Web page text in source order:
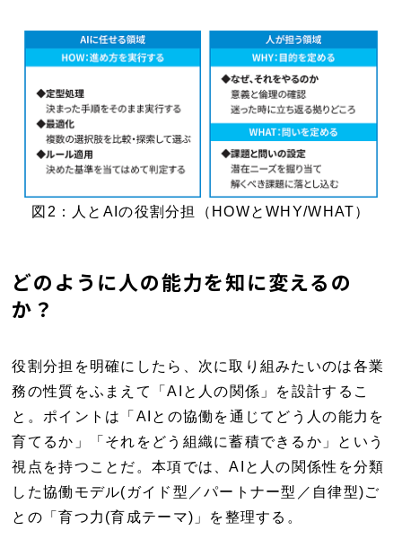
図2：人とAIの役割分担（HOWとWHY/WHAT）
どのように人の能力を知に変えるの
か？
役割分担を明確にしたら、次に取り組みたいのは各業
務の性質をふまえて「AIと人の関係」を設計するこ
と。ポイントは「AIとの協働を通じてどう人の能力を
育てるか」「それをどう組織に蓄積できるか」という
視点を持つことだ。本項では、AIと人の関係性を分類
した協働モデル(ガイド型／パートナー型／自律型)ご
との「育つ力(育成テーマ)」を整理する。